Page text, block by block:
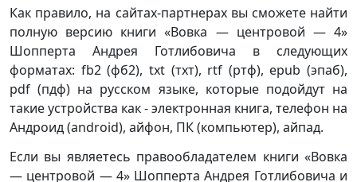
Как правило, на сайтах-партнерах вы сможете найти
полную версию книги «Вовка — центровой — 4»
Шопперта Андрея Готлибовича в следующих
форматах: fb2 (фб2), txt (тхт), rtf (ртф), epub (эпаб),
pdf (пдф) на русском языке, которые подойдут на
такие устройства как - электронная книга, телефон на
Андроид (android), айфон, ПК (компьютер), айпад.
Если вы являетесь правообладателем книги «Вовка
— центровой — 4» Шопперта Андрея Готлибовича и